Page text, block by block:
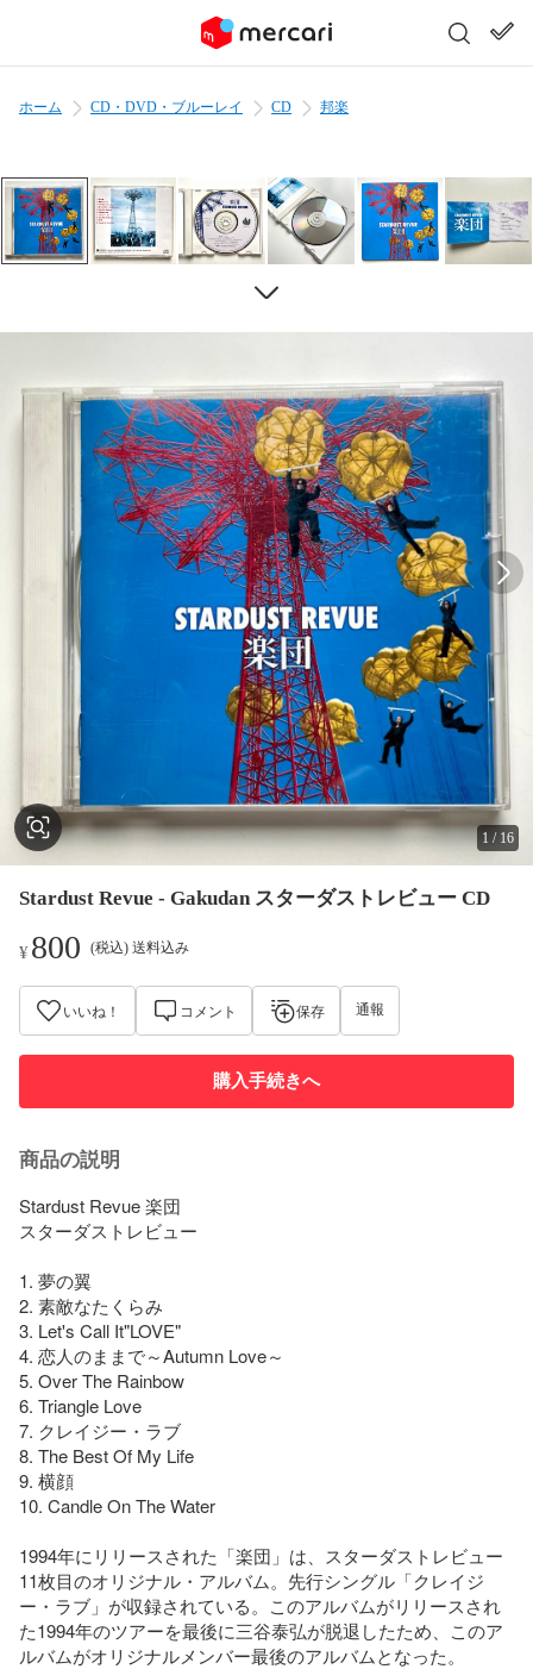
ホーム CD・DVD・ブルーレイ CD 邦楽
1 / 16
Stardust Revue - Gakudan スターダストレビュー CD
¥800 (税込) 送料込み
いいね！ コメント 保存 通報
購入手続きへ
商品の説明
Stardust Revue 楽団
スターダストレビュー
1. 夢の翼
2. 素敵なたくらみ
3. Let's Call It"LOVE"
4. 恋人のままで～Autumn Love～
5. Over The Rainbow
6. Triangle Love
7. クレイジー・ラブ
8. The Best Of My Life
9. 横顔
10. Candle On The Water
1994年にリリースされた「楽団」は、スターダストレビュー
11枚目のオリジナル・アルバム。先行シングル「クレイジ
ー・ラブ」が収録されている。このアルバムがリリースされ
た1994年のツアーを最後に三谷泰弘が脱退したため、このア
ルバムがオリジナルメンバー最後のアルバムとなった。